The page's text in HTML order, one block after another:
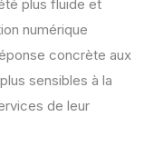
plus fluide et
numérique
concrète aux
sensibles à la
de leur